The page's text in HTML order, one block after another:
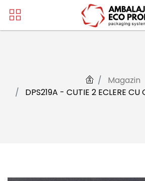
Magazin
DPS219A - CUTIE 2 ECLERE